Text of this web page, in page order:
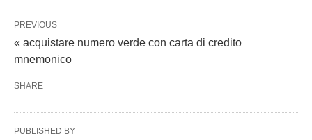
PREVIOUS
« acquistare numero verde con carta di credito
mnemonico
SHARE
PUBLISHED BY